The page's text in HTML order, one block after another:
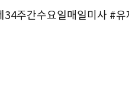
주간수요일매일미사 #